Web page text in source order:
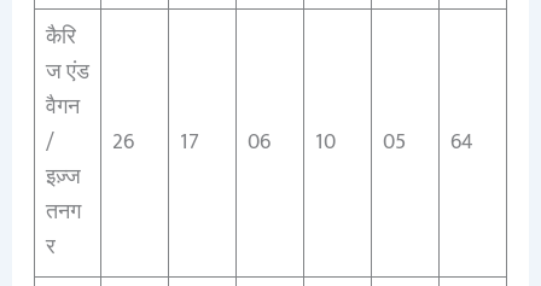
कैरि
ज एंड
वैगन
/
इज़्ज
तनग
र
26 17 06 10 05 64